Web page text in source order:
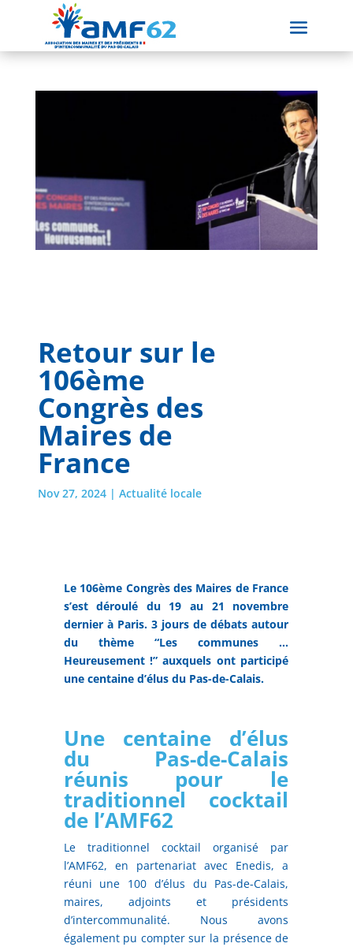
Retour sur le
106ème
Congrès des
Maires de
France
Nov 27, 2024| Actualité locale
Le 106ème Congrès des Maires de France
s’est déroulé du 19 au 21 novembre
dernier à Paris. 3 jours de débats autour
du thème “Les communes …
Heureusement !” auxquels ont participé
une centaine d’élus du Pas-de-Calais.
Une centaine d’élus
du Pas-de-Calais
réunis pour le
traditionnel cocktail
de l’AMF62
Le traditionnel cocktail organisé par
l’AMF62, en partenariat avec Enedis, a
réuni une 100 d’élus du Pas-de-Calais,
maires, adjoints et présidents
d’intercommunalité. Nous avons
également pu compter sur la présence de